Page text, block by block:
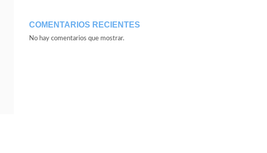
COMENTARIOS RECIENTES
No hay comentarios que mostrar.